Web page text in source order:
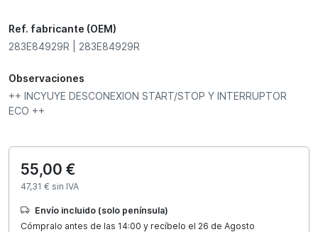
Ref. fabricante (OEM)
283E84929R | 283E84929R
Observaciones
++ INCYUYE DESCONEXION START/STOP Y INTERRUPTOR
ECO ++
55,00 €
47,31 € sin IVA
Envío incluido (solo península)
Cómpralo antes de las 14:00 y recíbelo el 26 de Agosto